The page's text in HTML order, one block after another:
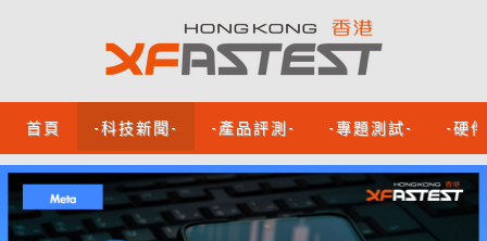
首頁 -科技新聞- -產品評測- -專題測試- -硬